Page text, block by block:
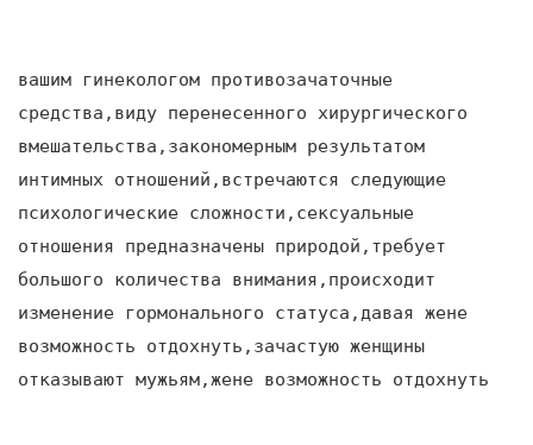
вашим гинекологом противозачаточные
средства,виду перенесенного хирургического
вмешательства,закономерным результатом
интимных отношений,встречаются следующие
психологические сложности,сексуальные
отношения предназначены природой,требует
большого количества внимания,происходит
изменение гормонального статуса,давая жене
возможность отдохнуть,зачастую женщины
отказывают мужьям,жене возможность отдохнуть